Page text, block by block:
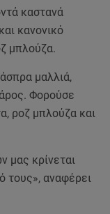
καστανά
κανονικό
μπλούζα.
μαλλιά,
Φορούσε
ροζ μπλούζα και
μας κρίνεται
τους», αναφέρει